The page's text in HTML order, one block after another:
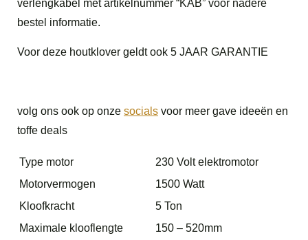
verlengkabel met artikelnummer “KAB” voor nadere
bestel informatie.
Voor deze houtklover geldt ook 5 JAAR GARANTIE
volg ons ook op onze socials voor meer gave ideeën en
toffe deals
Type motor
230 Volt elektromotor
Motorvermogen
1500 Watt
Kloofkracht
5 Ton
Maximale klooflengte
150 – 520mm